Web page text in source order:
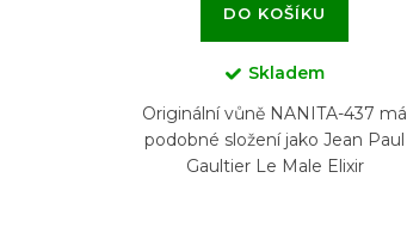
DO KOŠÍKU
Skladem
Originální vůně NANITA-437 má
podobné složení jako Jean Paul
Gaultier Le Male Elixir